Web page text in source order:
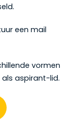
een mail
vormen
aspirant-lid.